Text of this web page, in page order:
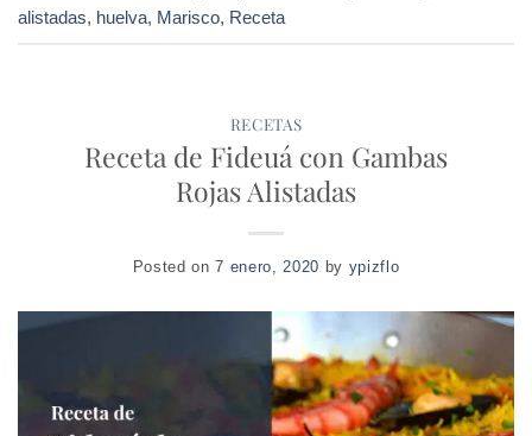
alistadas, huelva, Marisco, Receta
RECETAS
Receta de Fideuá con Gambas
Rojas Alistadas
Posted on7 enero, 2020 by ypizflo